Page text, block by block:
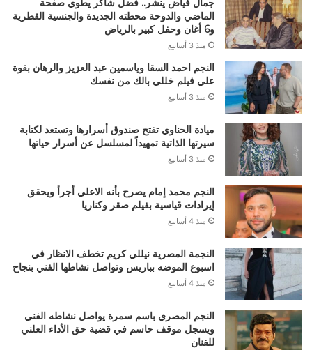
جمال فياض ينشر.. فضل شاكر يطوي صفحة
الماضي والدوحة محطته الجديدة والجنسية القطرية
و6 أغان وحفل كبير بالرياض
منذ 3 أسابيع
النجم احمد السقا وياسمين عبد العزيز والرهان بقوة
علي فيلم خللي بالك من نفسك
منذ 3 أسابيع
ميادة الحناوي تفتح صندوق أسرارها وتستعد لكتابة
سيرتها الذاتية تمهيداً لمسلسل عن أسرار حياتها
منذ 3 أسابيع
النجم محمد إمام يصرح بأنه الاعلي أجرأ ويحقق
إيرادات قياسية بفيلم صقر وكناريا
منذ 4 أسابيع
النجمة المصرية نيللي كريم تخطف الانظار في
اسبوع الموضه بباريس وتواصل نشاطها الفني بنجاح
منذ 4 أسابيع
النجم المصري باسم سمرة يواصل نشاطه الفني
ويسجل موقف حاسم في قضية حق الأداء العلني
للفنان